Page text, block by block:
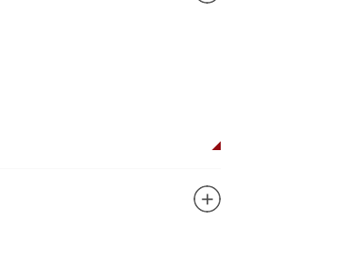
相対するものと考えられていま